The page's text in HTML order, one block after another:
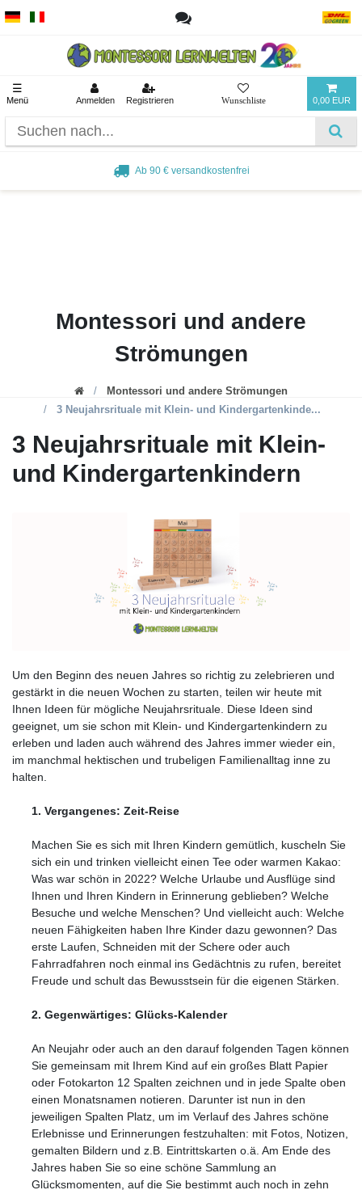
☰
Menü Anmelden Registrieren 0,00 EUR
Ab 90 € versandkostenfrei
Montessori und andere
Strömungen
Montessori und andere Strömungen
3 Neujahrsrituale mit Klein- und Kindergartenkinde...
3 Neujahrsrituale mit Klein-
und Kindergartenkindern
Um den Beginn des neuen Jahres so richtig zu zelebrieren und
gestärkt in die neuen Wochen zu starten, teilen wir heute mit
Ihnen Ideen für mögliche Neujahrsrituale. Diese Ideen sind
geeignet, um sie schon mit Klein- und Kindergartenkindern zu
erleben und laden auch während des Jahres immer wieder ein,
im manchmal hektischen und trubeligen Familienalltag inne zu
halten.
1. Vergangenes: Zeit-Reise
Machen Sie es sich mit Ihren Kindern gemütlich, kuscheln Sie
sich ein und trinken vielleicht einen Tee oder warmen Kakao:
Was war schön in 2022? Welche Urlaube und Ausflüge sind
Ihnen und Ihren Kindern in Erinnerung geblieben? Welche
Besuche und welche Menschen? Und vielleicht auch: Welche
neuen Fähigkeiten haben Ihre Kinder dazu gewonnen? Das
erste Laufen, Schneiden mit der Schere oder auch
Fahrradfahren noch einmal ins Gedächtnis zu rufen, bereitet
Freude und schult das Bewusstsein für die eigenen Stärken.
2. Gegenwärtiges: Glücks-Kalender
An Neujahr oder auch an den darauf folgenden Tagen können
Sie gemeinsam mit Ihrem Kind auf ein großes Blatt Papier
oder Fotokarton 12 Spalten zeichnen und in jede Spalte oben
einen Monatsnamen notieren. Darunter ist nun in den
jeweiligen Spalten Platz, um im Verlauf des Jahres schöne
Erlebnisse und Erinnerungen festzuhalten: mit Fotos, Notizen,
gemalten Bildern und z.B. Eintrittskarten o.ä. Am Ende des
Jahres haben Sie so eine schöne Sammlung an
Glücksmomenten, auf die Sie bestimmt auch noch in zehn